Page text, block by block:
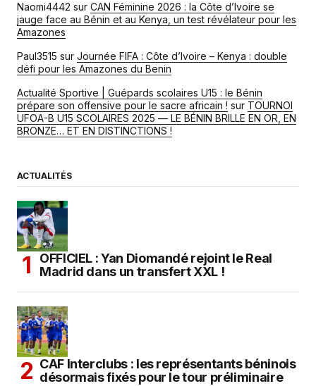
Naomi4442 sur CAN Féminine 2026 : la Côte d’Ivoire se
jauge face au Bénin et au Kenya, un test révélateur pour les
Amazones
Paul3515 sur Journée FIFA : Côte d’Ivoire – Kenya : double
défi pour les Amazones du Benin
Actualité Sportive | Guépards scolaires U15 : le Bénin
prépare son offensive pour le sacre africain ! sur TOURNOI
UFOA-B U15 SCOLAIRES 2025 — LE BÉNIN BRILLE EN OR, EN
BRONZE… ET EN DISTINCTIONS !
ACTUALITÉS
OFFICIEL : Yan Diomandé rejoint le Real
Madrid dans un transfert XXL !
CAF Interclubs : les représentants béninois
désormais fixés pour le tour préliminaire